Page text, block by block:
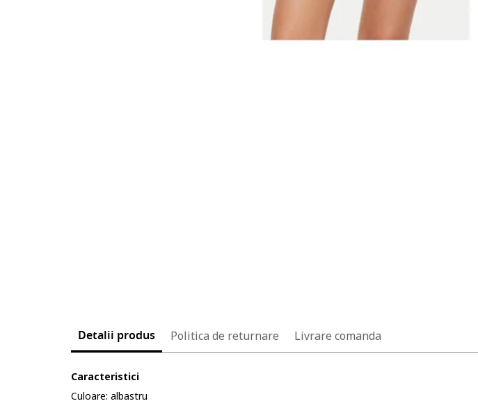
Detalii produs Politica de returnare Livrare comanda
Caracteristici
Culoare: albastru